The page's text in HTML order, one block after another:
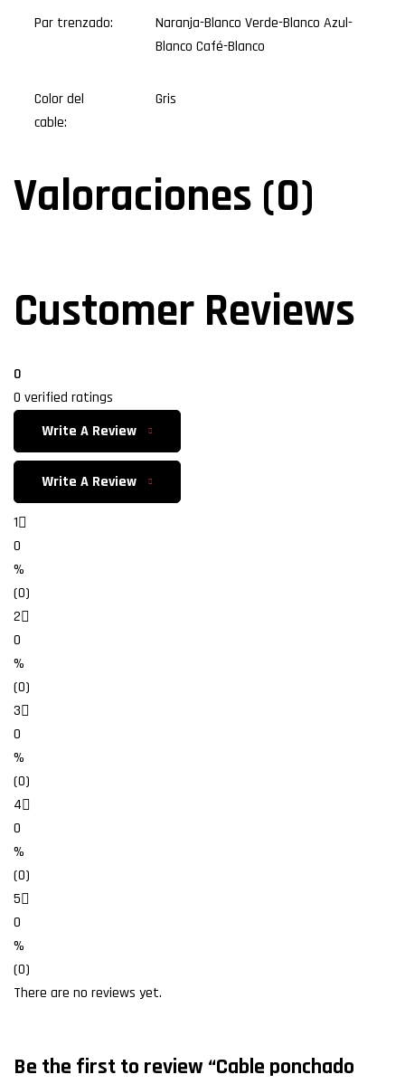
Par trenzado:
Naranja-Blanco Verde-Blanco Azul-
Blanco Café-Blanco
Color del
cable:
Gris
Valoraciones (0)
Customer Reviews
0
0 verified ratings
Write A Review
Write A Review
1
0
%
(0)
2
0
%
(0)
3
0
%
(0)
4
0
%
(0)
5
0
%
(0)
There are no reviews yet.
Be the first to review “Cable ponchado